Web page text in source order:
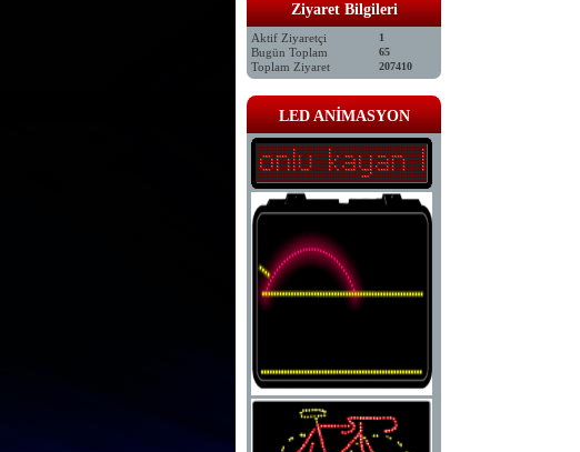
Ziyaret Bilgileri
Aktif Ziyaretçi 1
Bugün Toplam 65
Toplam Ziyaret 207410
LED ANİMASYON